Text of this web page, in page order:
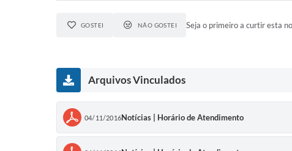
GOSTEI NÃO GOSTEI Seja o primeiro a curtir esta
Arquivos Vinculados
04/11/2016Notícias | Horário de Atendimento